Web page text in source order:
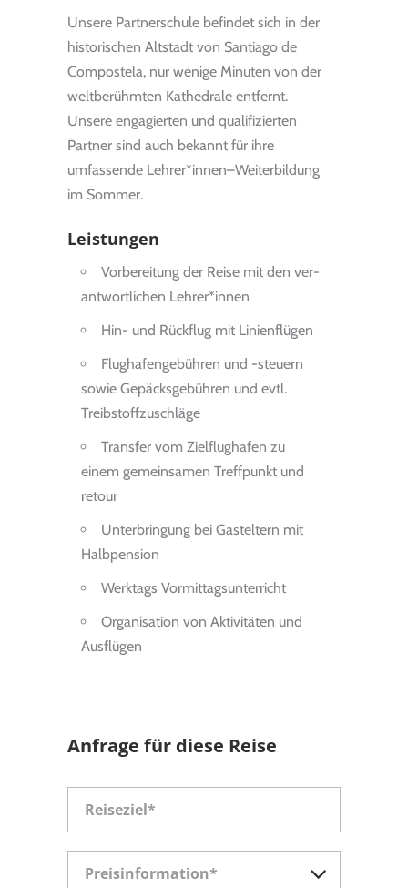
Unsere Partnerschule befindet sich in der
historischen Altstadt von Santiago de
Compostela, nur wenige Minuten von der
weltberühmten Kathedrale entfernt.
Unsere engagierten und qualifizierten
Partner sind auch bekannt für ihre
umfassende Lehrer*innen–Weiterbildung
im Sommer.
Leistungen
Vor­be­rei­tung der Reise mit den ver­
ant­wort­li­chen Leh­rer*innen
Hin- und Rück­flug mit Lini­en­flü­gen
Flug­ha­fen­ge­büh­ren und -steu­ern
sowie Gepäcks­ge­büh­ren und evtl.
Treib­stoff­zu­schläge
Trans­fer vom Ziel­flug­ha­fen zu
einem gemeinsamen Treffpunkt und
retour
Unter­brin­gung bei Gast­el­tern mit
Halbpension
Werk­tags Vor­mit­tags­un­ter­richt
Organisation von Aktivitäten und
Ausflügen
Anfrage für diese Reise